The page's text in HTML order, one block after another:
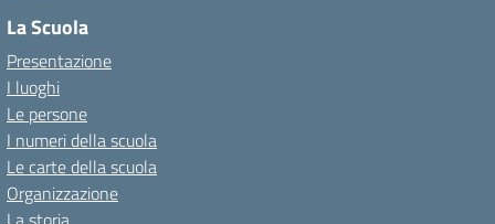
La Scuola
Presentazione
I luoghi
Le persone
I numeri della scuola
Le carte della scuola
Organizzazione